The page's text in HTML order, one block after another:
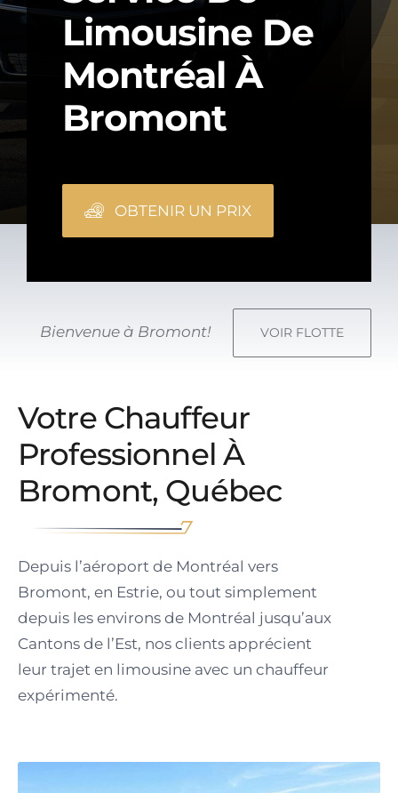
Limousine De
Montréal À
Bromont
OBTENIR UN PRIX
Bienvenue à Bromont! VOIR FLOTTE
Votre Chauffeur
Professionnel À
Bromont, Québec
Depuis l’aéroport de Montréal vers
Bromont, en Estrie, ou tout simplement
depuis les environs de Montréal jusqu’aux
Cantons de l’Est, nos clients apprécient
leur trajet en limousine avec un chauffeur
expérimenté.